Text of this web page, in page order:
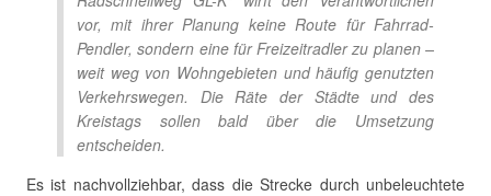
vor, mit ihrer Planung keine Route für Fahrrad-
Pendler, sondern eine für Freizeitradler zu planen –
weit weg von Wohngebieten und häufig genutzten
Verkehrswegen. Die Räte der Städte und des
Kreistags sollen bald über die Umsetzung
entscheiden.
Es ist nachvollziehbar, dass die Strecke durch unbeleuchtete